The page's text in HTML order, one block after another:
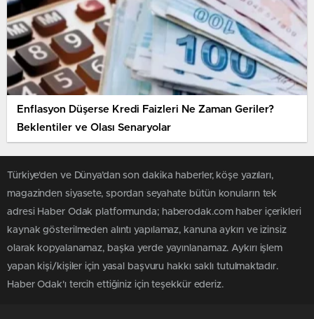
Enflasyon Düşerse Kredi Faizleri Ne Zaman Geriler?
Beklentiler ve Olası Senaryolar
Türkiye'den ve Dünya’dan son dakika haberler, köşe yazıları,
magazinden siyasete, spordan seyahate bütün konuların tek
adresi Haber Odak platformunda; haberodak.com haber içerikleri
kaynak gösterilmeden alıntı yapılamaz, kanuna aykırı ve izinsiz
olarak kopyalanamaz, başka yerde yayınlanamaz. Aykırı işlem
yapan kişi/kişiler için yasal başvuru hakkı saklı tutulmaktadır.
Haber Odak'ı tercih ettiğiniz için teşekkür ederiz.